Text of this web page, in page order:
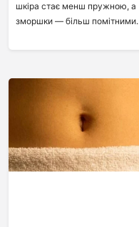
шкіра стає менш пружною, а
зморшки — більш помітними.